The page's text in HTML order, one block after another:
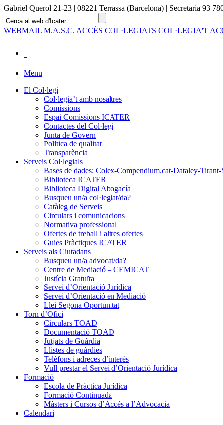
Gabriel Querol 21-23 | 08221 Terrassa (Barcelona) | Secretaria 93
WEBMAIL M.A.S.C. ACCÉS COL·LEGIATS COL·LEGIA'T
Menu
El Col·legi
Col·legia’t amb nosaltres
Comissions
Espai Comissions ICATER
Contactes del Col·legi
Junta de Govern
Política de qualitat
Transparència
Serveis Col·legials
Bases de dades: Colex-Compendium.cat-Dataley-
Biblioteca ICATER
Biblioteca Digital Abogacía
Busqueu un/a col·legiat/da?
Catàleg de Serveis
Circulars i comunicacions
Normativa professional
Ofertes de treball i altres ofertes
Guies Pràctiques ICATER
Serveis als Ciutadans
Busqueu un/a advocat/da?
Centre de Mediació – CEMICAT
Justícia Gratuïta
Servei d’Orientació Jurídica
Servei d’Orientació en Mediació
Llei Segona Oportunitat
Torn d’Ofici
Circulars TOAD
Documentació TOAD
Jutjats de Guàrdia
Llistes de guàrdies
Telèfons i adreces d’interès
Vull prestar el Servei d’Orientació Jurídica
Formació
Escola de Pràctica Jurídica
Formació Continuada
Màsters i Cursos d’Accés a l’Advocacia
Calendari